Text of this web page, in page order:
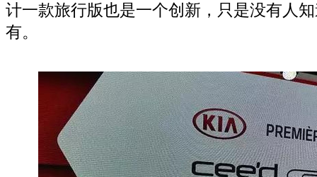
计一款旅行版也是一个创新，只是没有人
有。